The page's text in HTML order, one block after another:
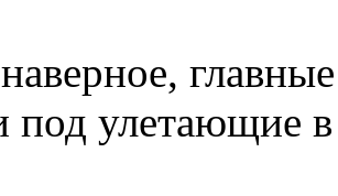
под улетающие